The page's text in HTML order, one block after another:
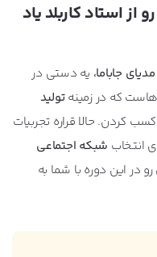
استاد کاربلد یاد
جاباما، یه دستی در
که در زمینهتولید
کردن. حالا قراره تجربیات
انتخاب شبکه اجتماعی
در این دوره با شما به